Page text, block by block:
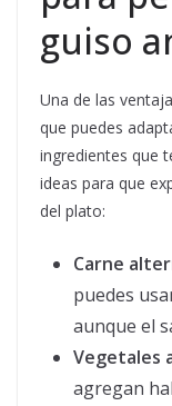
guiso
Una de las
que puedes
ingredientes que
ideas para que
del plato:
Carne
puedes
aunque el
Vegetales
agregan